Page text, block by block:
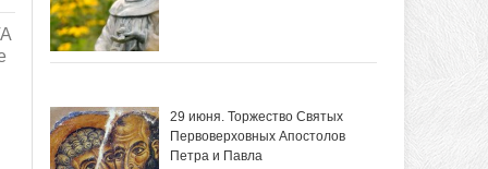
29 июня. Торжество Святых
Первоверховных Апостолов
Петра и Павла